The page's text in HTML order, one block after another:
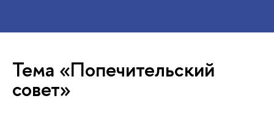
Тема «Попечительский
совет»